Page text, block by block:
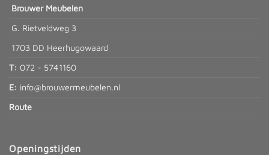
Brouwer Meubelen
G. Rietveldweg 3
1703 DD Heerhugowaard
T: 072 - 5741160
E: info@brouwermeubelen.nl
Route
Openingstijden